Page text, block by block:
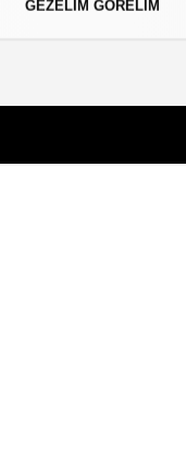
GEZELIM GÖRELIM